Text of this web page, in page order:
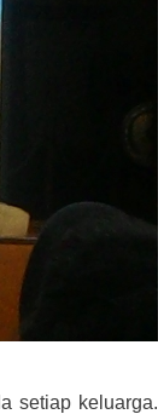
setiap keluarga.